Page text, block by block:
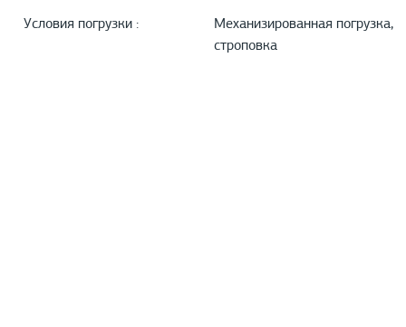
Условия погрузки :
Механизированная погрузка,
строповка